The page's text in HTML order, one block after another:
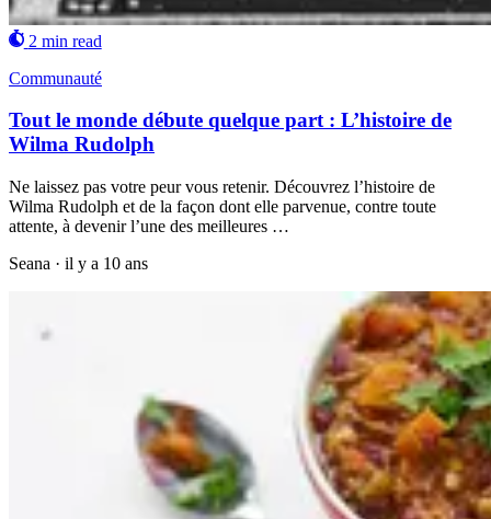
2 min read
Communauté
Tout le monde débute quelque part : L’histoire de
Wilma Rudolph
Ne laissez pas votre peur vous retenir. Découvrez l’histoire de
Wilma Rudolph et de la façon dont elle parvenue, contre toute
attente, à devenir l’une des meilleures …
Seana · il y a 10 ans